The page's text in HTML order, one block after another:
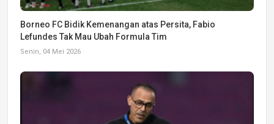
Borneo FC Bidik Kemenangan atas Persita, Fabio
Lefundes Tak Mau Ubah Formula Tim
Senin, 04 Mei 2026